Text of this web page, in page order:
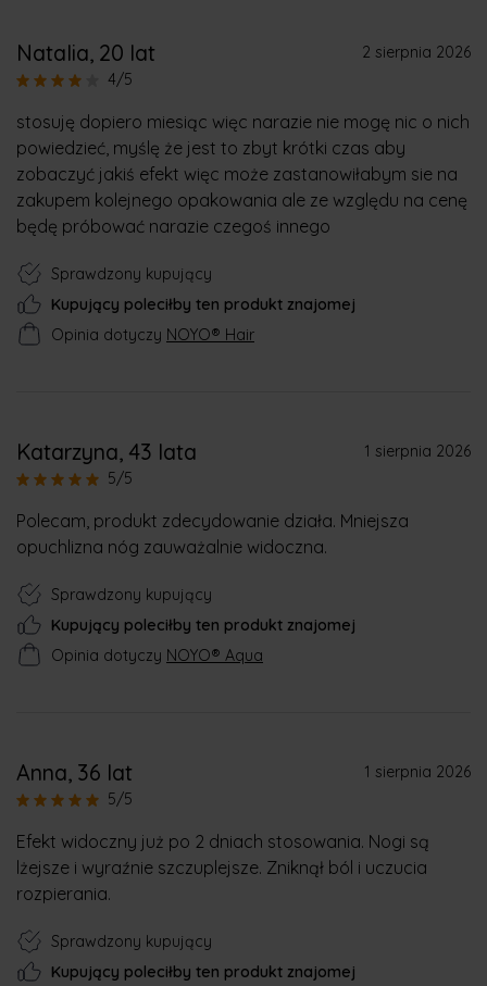
Natalia, 20 lat
2 sierpnia 2026
4/5
stosuję dopiero miesiąc więc narazie nie mogę nic o nich
powiedzieć, myślę że jest to zbyt krótki czas aby
zobaczyć jakiś efekt więc może zastanowiłabym sie na
zakupem kolejnego opakowania ale ze względu na cenę
będę próbować narazie czegoś innego
Sprawdzony kupujący
Kupujący poleciłby ten produkt znajomej
Opinia dotyczy NOYO® Hair
Katarzyna, 43 lata
1 sierpnia 2026
5/5
Polecam, produkt zdecydowanie działa. Mniejsza
opuchlizna nóg zauważalnie widoczna.
Sprawdzony kupujący
Kupujący poleciłby ten produkt znajomej
Opinia dotyczy NOYO® Aqua
Anna, 36 lat
1 sierpnia 2026
5/5
Efekt widoczny już po 2 dniach stosowania. Nogi są
lżejsze i wyraźnie szczuplejsze. Zniknął ból i uczucia
rozpierania.
Sprawdzony kupujący
Kupujący poleciłby ten produkt znajomej